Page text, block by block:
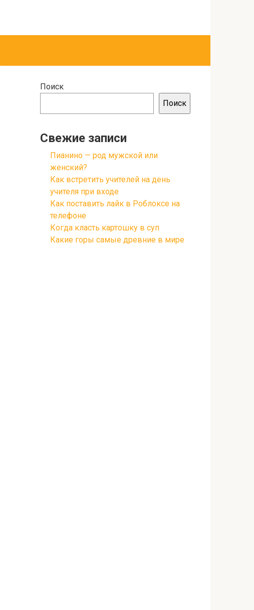
Поиск
Поиск
Свежие записи
Пианино — род мужской или
женский?
Как встретить учителей на день
учителя при входе
Как поставить лайк в Роблоксе на
телефоне
Когда класть картошку в суп
Какие горы самые древние в мире